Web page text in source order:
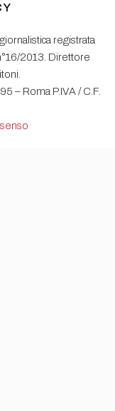
registrata
2013. Direttore
– Roma P.IVA / C.F.